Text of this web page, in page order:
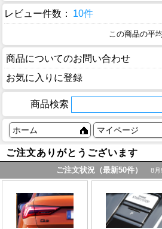
レビュー件数：
10件
この商品の平
商品についてのお問い合わせ
お気に入りに登録
商品検索
ホーム マイページ
ご注文ありがとうございます